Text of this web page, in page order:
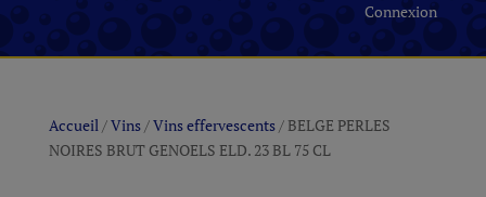
Connexion
Accueil/Vins/Vins effervescents/ BELGE PERLES
NOIRES BRUT GENOELS ELD. 23 BL 75 CL